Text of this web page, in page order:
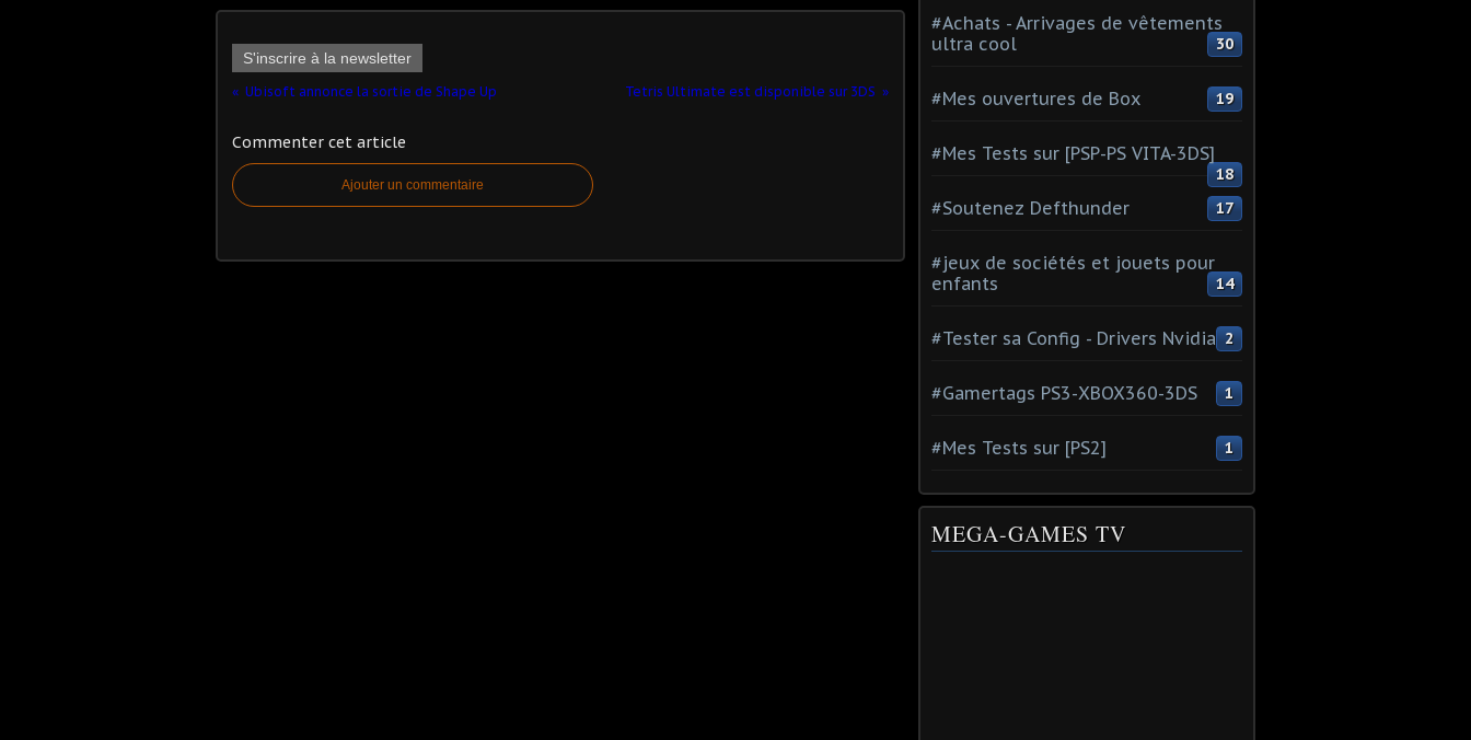
S'inscrire à la newsletter
Ubisoft annonce la sortie de Shape Up Tetris Ultimate est disponible sur 3DS
Commenter cet article
Ajouter un commentaire
#Achats - Arrivages de vêtements
ultra cool
30
#Mes ouvertures de Box 19
#Mes Tests sur [PSP-PS VITA-3DS]
18
#Soutenez Defthunder 17
#jeux de sociétés et jouets pour
enfants
14
#Tester sa Config - Drivers Nvidia 2
#Gamertags PS3-XBOX360-3DS 1
#Mes Tests sur [PS2] 1
MEGA-GAMES TV